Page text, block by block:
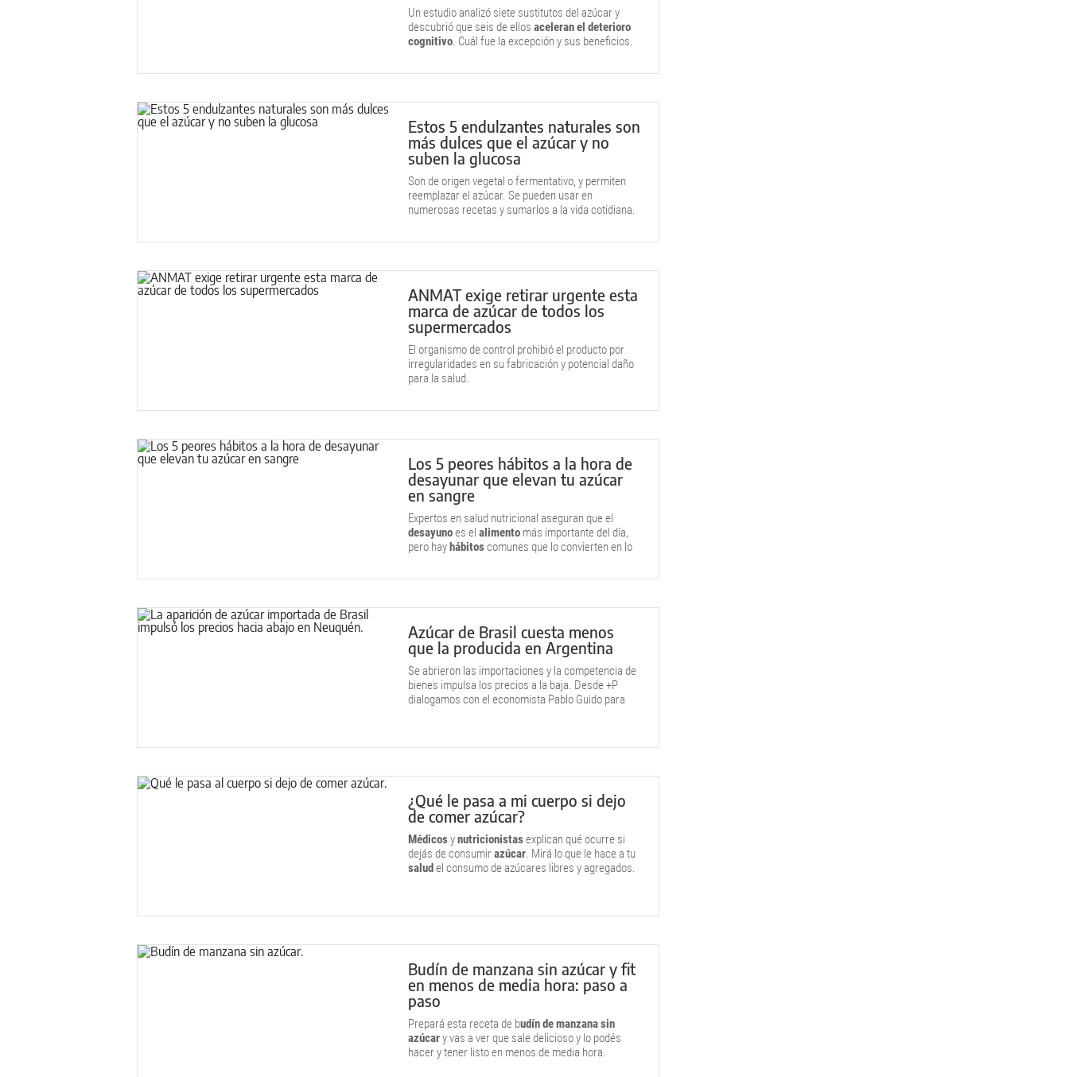
Un estudio analizó siete sustitutos del azúcar y
descubrió que seis de ellos aceleran el deterioro
cognitivo. Cuál fue la excepción y sus beneficios.
Estos 5 endulzantes naturales son
más dulces que el azúcar y no
suben la glucosa
Son de origen vegetal o fermentativo, y permiten
reemplazar el azúcar. Se pueden usar en
numerosas recetas y sumarlos a la vida cotidiana.
ANMAT exige retirar urgente esta
marca de azúcar de todos los
supermercados
El organismo de control prohibió el producto por
irregularidades en su fabricación y potencial daño
para la salud.
Los 5 peores hábitos a la hora de
desayunar que elevan tu azúcar
en sangre
Expertos en salud nutricional aseguran que el
desayunoes el alimento más importante del día,
pero hayhábitoscomunes que lo convierten en lo
Azúcar de Brasil cuesta menos
que la producida en Argentina
Se abrieron las importaciones y la competencia de
bienes impulsa los precios a la baja. Desde +P
dialogamos con el economista Pablo Guido para
¿Qué le pasa a mi cuerpo si dejo
de comer azúcar?
Médicosynutricionistasexplican qué ocurre si
dejás de consumirazúcar. Mirá lo que le hace a tu
saludel consumo de azúcares libres y agregados.
Budín de manzana sin azúcar y fit
en menos de media hora: paso a
paso
Prepará esta receta de budín de manzana sin
azúcary vas a ver que sale delicioso y lo podés
hacer y tener listo en menos de media hora.